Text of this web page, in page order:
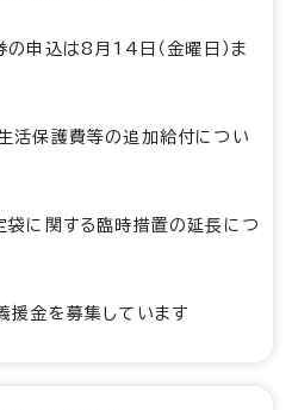
の申込は8月14日（金曜日）ま
活保護費等の追加給付につい
袋に関する臨時措置の延長につ
援金を募集しています